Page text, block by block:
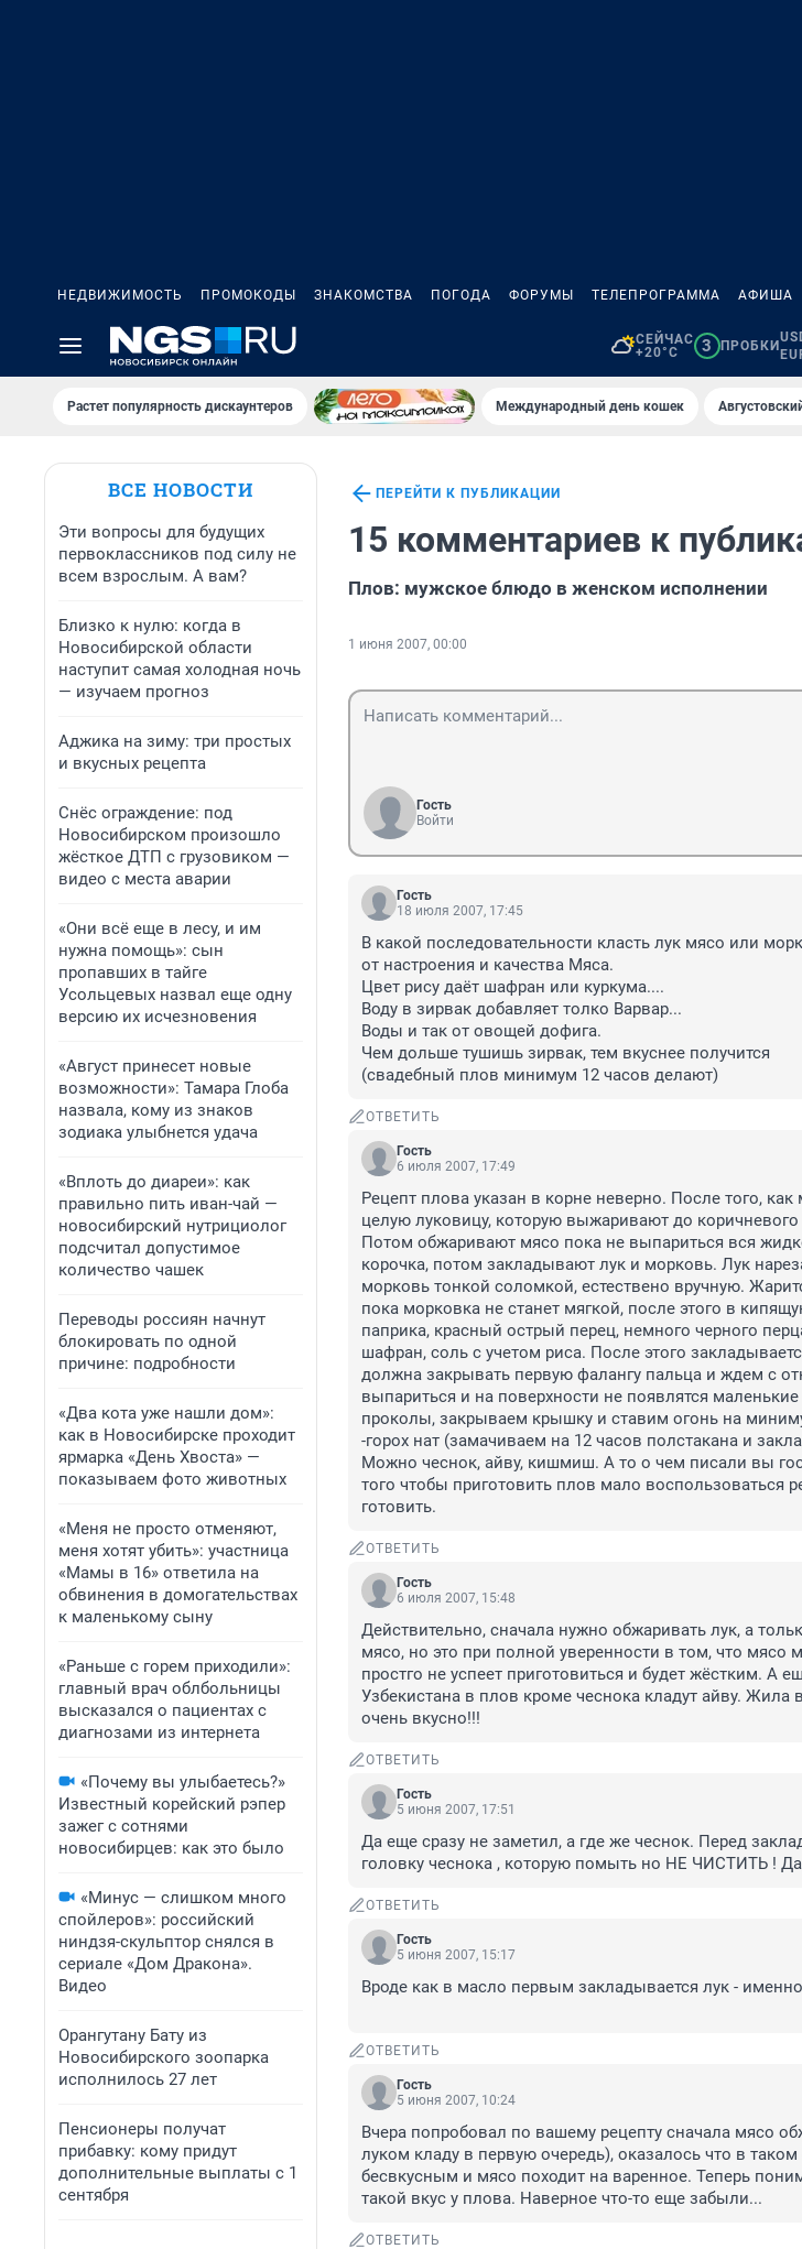
НЕДВИЖИМОСТЬ ПРОМОКОДЫ ЗНАКОМСТВА ПОГОДА ФОРУМЫ ТЕЛЕПРОГРАММА АФИША
СЕЙЧАС
+20°C
3 ПРОБКИ
Растет популярность дискаунтеров Международный день кошек
ВСЕ НОВОСТИ
Эти вопросы для будущих
первоклассников под силу не
всем взрослым. А вам?
Близко к нулю: когда в
Новосибирской области
наступит самая холодная ночь
— изучаем прогноз
Аджика на зиму: три простых
и вкусных рецепта
Снёс ограждение: под
Новосибирском произошло
жёсткое ДТП с грузовиком —
видео с места аварии
«Они всё еще в лесу, и им
нужна помощь»: сын
пропавших в тайге
Усольцевых назвал еще одну
версию их исчезновения
«Август принесет новые
возможности»: Тамара Глоба
назвала, кому из знаков
зодиака улыбнется удача
«Вплоть до диареи»: как
правильно пить иван-чай —
новосибирский нутрициолог
подсчитал допустимое
количество чашек
Переводы россиян начнут
блокировать по одной
причине: подробности
«Два кота уже нашли дом»:
как в Новосибирске проходит
ярмарка «День Хвоста» —
показываем фото животных
«Меня не просто отменяют,
меня хотят убить»: участница
«Мамы в 16» ответила на
обвинения в домогательствах
к маленькому сыну
«Раньше с горем приходили»:
главный врач облбольницы
высказался о пациентах с
диагнозами из интернета
«Почему вы улыбаетесь?»
Известный корейский рэпер
зажег с сотнями
новосибирцев: как это было
«Минус — слишком много
спойлеров»: российский
ниндзя-скульптор снялся в
сериале «Дом Дракона».
Видео
Орангутану Бату из
Новосибирского зоопарка
исполнилось 27 лет
Пенсионеры получат
прибавку: кому придут
дополнительные выплаты с 1
сентября
ПЕРЕЙТИ К ПУБЛИКАЦИИ
15 комментариев к
Плов: мужское блюдо в женском исполнении
1 июня 2007, 00:00
Гость
Войти
Гость
18 июля 2007, 17:45
В какой последовательности класть лук мясо или
от настроения и качества Мяса.
Цвет рису даёт шафран или куркума....
Воду в зирвак добавляет толко Варвар...
Воды и так от овощей дофига.
Чем дольше тушишь зирвак, тем вкуснее получится
ОТВЕТИТЬ
Гость
6 июля 2007, 17:49
Рецепт плова указан в корне неверно. После того,
целую луковицу, которую выжаривают до коричневого
Потом обжаривают мясо пока не выпариться вся
корочка, потом закладывают лук и морковь. Лук
морковь тонкой соломкой, естествено вручную.
пока морковка не станет мягкой, после этого в
паприка, красный острый перец, немного черного
шафран, соль с учетом риса. После этого
должна закрывать первую фалангу пальца и ждем с
выпариться и на поверхности не появлятся
проколы, закрываем крышку и ставим огонь на
-горох нат (замачиваем на 12 часов полстакана и
Можно чеснок, айву, кишмиш. А то о чем писали вы
того чтобы приготовить плов мало воспользоваться
готовить.
ОТВЕТИТЬ
Гость
6 июля 2007, 15:48
Действительно, сначала нужно обжаривать лук, а
мясо, но это при полной уверенности в том, что мясо
простго не успеет приготовиться и будет жёстким. А
Узбекистана в плов кроме чеснока кладут айву. Жила
очень вкусно!!!
ОТВЕТИТЬ
Гость
5 июня 2007, 17:51
Да еще сразу не заметил, а где же чеснок. Перед
головку чеснока , которую помыть но НЕ ЧИСТИТЬ !
ОТВЕТИТЬ
Гость
5 июня 2007, 15:17
Вроде как в масло первым закладывается лук -
ОТВЕТИТЬ
Гость
5 июня 2007, 10:24
Вчера попробовал по вашему рецепту сначала мясо
луком кладу в первую очередь), оказалось что в таком
бесвкусным и мясо походит на варенное. Теперь
такой вкус у плова. Наверное что-то еще забыли...
ОТВЕТИТЬ